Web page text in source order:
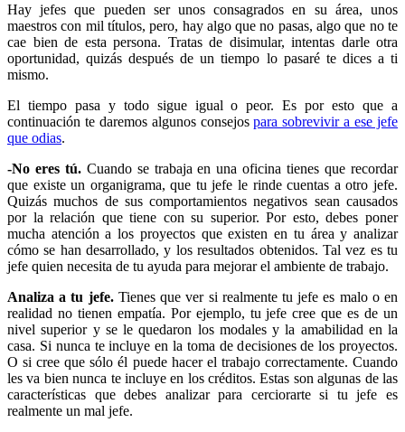
Hay jefes que pueden ser unos consagrados en su área, unos
maestros con mil títulos, pero, hay algo que no pasas, algo que no te
cae bien de esta persona. Tratas de disimular, intentas darle otra
oportunidad, quizás después de un tiempo lo pasaré te dices a ti
mismo.
El tiempo pasa y todo sigue igual o peor. Es por esto que a
continuación te daremos algunos consejospara sobrevivir a ese jefe
que odias.
-No eres tú. Cuando se trabaja en una oficina tienes que recordar
que existe un organigrama, que tu jefe le rinde cuentas a otro jefe.
Quizás muchos de sus comportamientos negativos sean causados
por la relación que tiene con su superior. Por esto, debes poner
mucha atención a los proyectos que existen en tu área y analizar
cómo se han desarrollado, y los resultados obtenidos. Tal vez es tu
jefe quien necesita de tu ayuda para mejorar el ambiente de trabajo.
Analiza a tu jefe. Tienes que ver si realmente tu jefe es malo o en
realidad no tienen empatía. Por ejemplo, tu jefe cree que es de un
nivel superior y se le quedaron los modales y la amabilidad en la
casa. Si nunca te incluye en la toma de decisiones de los proyectos.
O si cree que sólo él puede hacer el trabajo correctamente. Cuando
les va bien nunca te incluye en los créditos. Estas son algunas de las
características que debes analizar para cerciorarte si tu jefe es
realmente un mal jefe.